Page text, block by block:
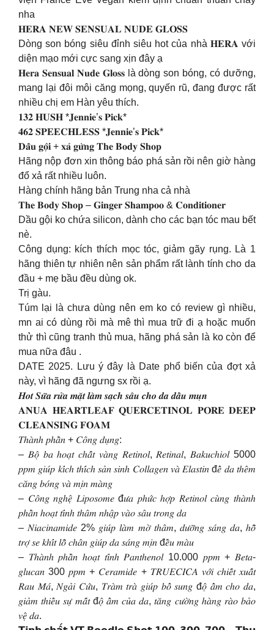
nha
𝐇𝐄𝐑𝐀 𝐍𝐄𝐖 𝐒𝐄𝐍𝐒𝐔𝐀𝐋 𝐍𝐔𝐃𝐄 𝐆𝐋𝐎𝐒𝐒
Dòng son bóng siêu đỉnh siêu hot của nhà 𝐇𝐄𝐑𝐀 với
diện mạo mới cực sang xịn đây ạ
𝐇𝐞𝐫𝐚 𝐒𝐞𝐧𝐬𝐮𝐚𝐥 𝐍𝐮𝐝𝐞 𝐆𝐥𝐨𝐬𝐬 là dòng son bóng, có dưỡng,
mang lại đôi môi căng mọng, quyến rũ, đang được rất
nhiều chị em Hàn yêu thích.
𝟏𝟑𝟐 𝐇𝐔𝐒𝐇 *𝐉𝐞𝐧𝐧𝐢𝐞’𝐬 𝐏𝐢𝐜𝐤*
𝟒𝟔𝟐 𝐒𝐏𝐄𝐄𝐂𝐇𝐋𝐄𝐒𝐒 *𝐉𝐞𝐧𝐧𝐢𝐞’𝐬 𝐏𝐢𝐜𝐤*
𝐃𝐚̂̀𝐮 𝐠𝐨̣̂𝐢 + 𝐱𝐚̉ 𝐠𝐮̛̀𝐧𝐠 𝐓𝐡𝐞 𝐁𝐨𝐝𝐲 𝐒𝐡𝐨𝐩
Hãng nộp đơn xin thông báo phá sản rồi nên giờ hàng
đổ xả rất nhiều luôn.
Hàng chính hãng bản Trung nha cả nhà
𝐓𝐡𝐞 𝐁𝐨𝐝𝐲 𝐒𝐡𝐨𝐩 – 𝐆𝐢𝐧𝐠𝐞𝐫 𝐒𝐡𝐚𝐦𝐩𝐨𝐨 & 𝐂𝐨𝐧𝐝𝐢𝐭𝐢𝐨𝐧𝐞𝐫
Dầu gội ko chứa silicon, dành cho các bạn tóc mau bết
nè.
Công dụng: kích thích mọc tóc, giảm gãy rụng. Là 1
hãng thiên tự nhiên nên sản phẩm rất lành tính cho da
đầu + mẹ bầu đều dùng ok.
Trị gàu.
Túm lại là chưa dùng nên em ko có review gì nhiều,
mn ai có dùng rồi mà mê thì mua trữ đi ạ hoặc muốn
thử thì cũng tranh thủ mua, hãng phá sản là ko còn để
mua nữa đâu .
DATE 2025. Lưu ý đây là Date phổ biến của đợt xả
này, vì hãng đã ngưng sx rồi ạ.
𝑯𝒐𝒕 𝑺𝒖̛̃𝒂 𝒓𝒖̛̉𝒂 𝒎𝒂̣̆𝒕 𝒍𝒂̀𝒎 𝒔𝒂̣𝒄𝒉 𝒔𝒂̂𝒖 𝒄𝒉𝒐 𝒅𝒂 𝒅𝒂̂̀𝒖 𝒎𝒖̣𝒏
𝐀𝐍𝐔𝐀 𝐇𝐄𝐀𝐑𝐓𝐋𝐄𝐀𝐅 𝐐𝐔𝐄𝐑𝐂𝐄𝐓𝐈𝐍𝐎𝐋 𝐏𝐎𝐑𝐄 𝐃𝐄𝐄𝐏
𝐂𝐋𝐄𝐀𝐍𝐒𝐈𝐍𝐆 𝐅𝐎𝐀𝐌
𝑇ℎ𝑎̀𝑛ℎ 𝑝ℎ𝑎̂̀𝑛 + 𝐶𝑜̂𝑛𝑔 𝑑𝑢̣𝑛𝑔:
– 𝐵𝑜̣̂ 𝑏𝑎 ℎ𝑜𝑎̣𝑡 𝑐ℎ𝑎̂́𝑡 𝑣𝑎̀𝑛𝑔 𝑅𝑒𝑡𝑖𝑛𝑜𝑙, 𝑅𝑒𝑡𝑖𝑛𝑎𝑙, 𝐵𝑎𝑘𝑢𝑐ℎ𝑖𝑜𝑙 5000
𝑝𝑝𝑚 𝑔𝑖𝑢́𝑝 𝑘𝑖́𝑐ℎ 𝑡ℎ𝑖́𝑐ℎ 𝑠𝑎̉𝑛 𝑠𝑖𝑛ℎ 𝐶𝑜𝑙𝑙𝑎𝑔𝑒𝑛 𝑣𝑎̀ 𝐸𝑙𝑎𝑠𝑡𝑖𝑛 đ𝑒̂̉ 𝑑𝑎 𝑡ℎ𝑒̂𝑚
𝑐𝑎̆𝑛𝑔 𝑏𝑜́𝑛𝑔 𝑣𝑎̀ 𝑚𝑖̣𝑛 𝑚𝑎̀𝑛𝑔
– 𝐶𝑜̂𝑛𝑔 𝑛𝑔ℎ𝑒̣̂ 𝐿𝑖𝑝𝑜𝑠𝑜𝑚𝑒 đ𝑢̛𝑎 𝑝ℎ𝑢̛́𝑐 ℎ𝑜̛̣𝑝 𝑅𝑒𝑡𝑖𝑛𝑜𝑙 𝑐𝑢̀𝑛𝑔 𝑡ℎ𝑎̀𝑛ℎ
𝑝ℎ𝑎̂̀𝑛 ℎ𝑜𝑎̣𝑡 𝑡𝑖́𝑛ℎ 𝑡ℎ𝑎̂𝑚 𝑛ℎ𝑎̣̂𝑝 𝑣𝑎̀𝑜 𝑠𝑎̂𝑢 𝑡𝑟𝑜𝑛𝑔 𝑑𝑎
– 𝑁𝑖𝑎𝑐𝑖𝑛𝑎𝑚𝑖𝑑𝑒 2% 𝑔𝑖𝑢́𝑝 𝑙𝑎̀𝑚 𝑚𝑜̛̀ 𝑡ℎ𝑎̂𝑚, 𝑑𝑢̛𝑜̛̃𝑛𝑔 𝑠𝑎́𝑛𝑔 𝑑𝑎, ℎ𝑜̂̃
𝑡𝑟𝑜̛̣ 𝑠𝑒 𝑘ℎ𝑖́𝑡 𝑙𝑜̂̃ 𝑐ℎ𝑎̂𝑛 𝑔𝑖𝑢́𝑝 𝑑𝑎 𝑠𝑎́𝑛𝑔 𝑚𝑖̣𝑛 đ𝑒̂̀𝑢 𝑚𝑎̀𝑢
– 𝑇ℎ𝑎̀𝑛ℎ 𝑝ℎ𝑎̂̀𝑛 ℎ𝑜𝑎̣𝑡 𝑡𝑖́𝑛ℎ 𝑃𝑎𝑛𝑡ℎ𝑒𝑛𝑜𝑙 10.000 𝑝𝑝𝑚 + 𝐵𝑒𝑡𝑎-
𝑔𝑙𝑢𝑐𝑎𝑛 300 𝑝𝑝𝑚 + 𝐶𝑒𝑟𝑎𝑚𝑖𝑑𝑒 + 𝑇𝑅𝑈𝐸𝐶𝐼𝐶𝐴 𝑣𝑜̛́𝑖 𝑐ℎ𝑖𝑒̂́𝑡 𝑥𝑢𝑎̂́𝑡
𝑅𝑎𝑢 𝑀𝑎́, 𝑁𝑔𝑎̉𝑖 𝐶𝑢̛́𝑢, 𝑇𝑟𝑎̀𝑚 𝑡𝑟𝑎̀ 𝑔𝑖𝑢́𝑝 𝑏𝑜̂̉ 𝑠𝑢𝑛𝑔 đ𝑜̣̂ 𝑎̂̉𝑚 𝑐ℎ𝑜 𝑑𝑎,
𝑔𝑖𝑎̉𝑚 𝑡ℎ𝑖𝑒̂̉𝑢 𝑠𝑢̛̣ 𝑚𝑎̂́𝑡 đ𝑜̣̂ 𝑎̂̉𝑚 𝑐𝑢̉𝑎 𝑑𝑎, 𝑡𝑎̆𝑛𝑔 𝑐𝑢̛𝑜̛̀𝑛𝑔 ℎ𝑎̀𝑛𝑔 𝑟𝑎̀𝑜 𝑏𝑎̉𝑜
𝑣𝑒̣̂ 𝑑𝑎.